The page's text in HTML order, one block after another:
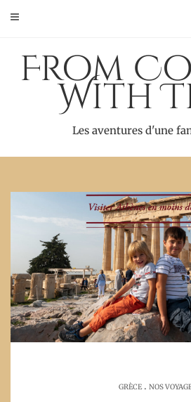
From
With
Les aventures d'une
GRÈCE. NOS